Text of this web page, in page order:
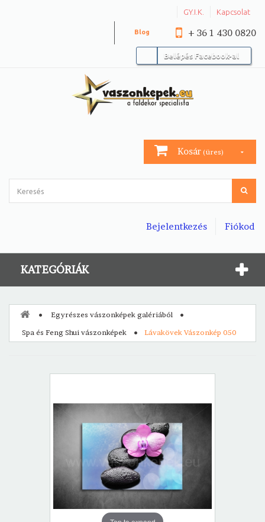
GY.I.K. Kapcsolat
+ 36 1 430 0820
Blog
Belépés Facebook-al
Kosár (üres)
Fiókod
Bejelentkezés
KATEGÓRIÁK
Egyrészes vászonképek galériából
Spa és Feng Shui vászonképek
Lávakövek Vászonkép 050